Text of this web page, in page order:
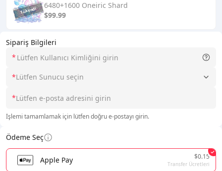
Sipariş Bilgileri
*
*Lütfen Sunucu seçin
*
İşlemi tamamlamak için lütfen doğru e-postayı girin.
Ödeme Seç
Apple Pay $0.15
Transfer Ücretleri
6480+1600 Oneiric Shard
$99.99